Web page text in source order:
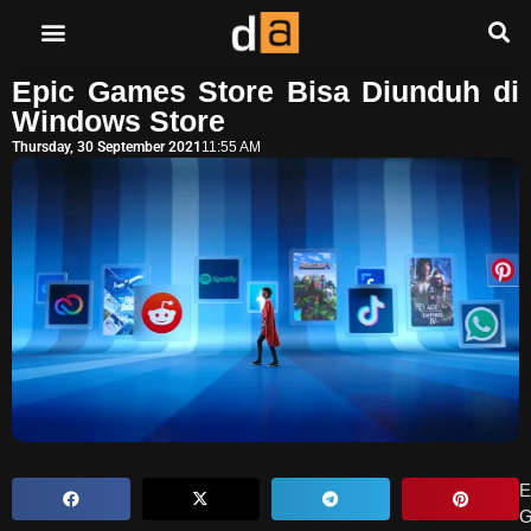
Epic Games Store Bisa Diunduh di
Windows Store
Thursday, 30 September 2021 11:55 AM